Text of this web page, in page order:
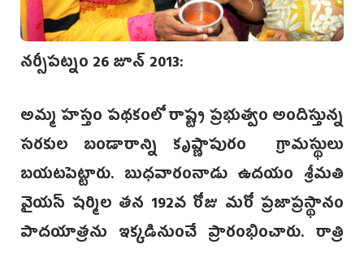
నర్సీపట్నం 26 జూన్ 2013:
అమ్మ హస్తం పథకంలో రాష్ట్ర ప్రభుత్వం అందిస్తున్న
సరకుల బండారాన్ని కృష్ణాపురం గ్రామస్థులు
బయటపెట్టారు. బుధవారంనాడు ఉదయం శ్రీమతి
వైయస్ షర్మిల తన 192వ రోజు మరో ప్రజాప్రస్థానం
పాదయాత్రను ఇక్కడినుంచే ప్రారంభించారు. రాత్రి